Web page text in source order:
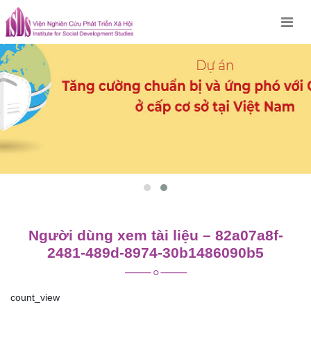
Skip
to
content
Người dùng xem tài liệu – 82a07a8f-
2481-489d-8974-30b1486090b5
count_view